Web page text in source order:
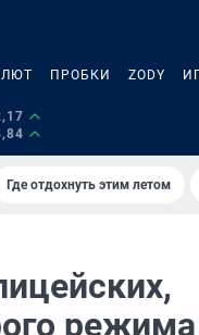
ПРОБКИ ZODY
Где отдохнуть этим летом
режима